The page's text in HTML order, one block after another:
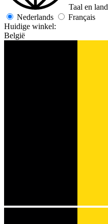
Taal en land
Nederlands
Français
Huidige winkel:
België